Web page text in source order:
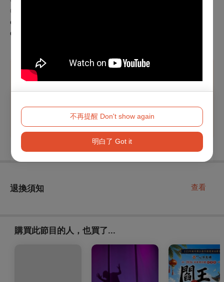
不再提醒 Don't show again
明白了 Got it
◎ Person with Disability: Free tickets available for the TFAI
organized screenings, please call (02)8522-8000 for more
detail.
溫馨提醒
(02)8522-8000 #3312~3313
退換須知 查看
購買此節目的人，也買了...